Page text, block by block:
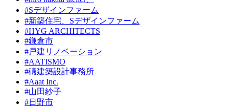
#Sデザインファーム
#新築住宅、Sデザインファーム
#HYG ARCHITECTS
#鎌倉市
#戸建リノベーション
#AATISMO
#礒建築設計事務所
#Aaat Inc.
#山田紗子
#日野市